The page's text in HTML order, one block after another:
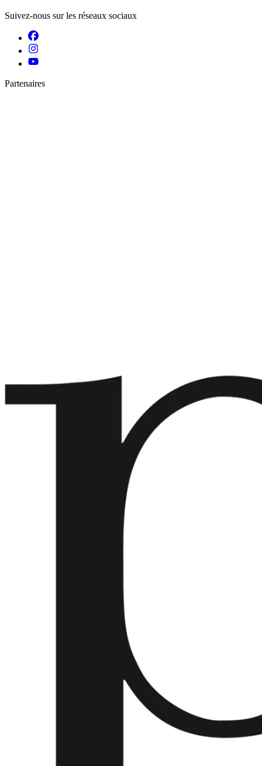
Suivez-nous sur les réseaux sociaux
Partenaires